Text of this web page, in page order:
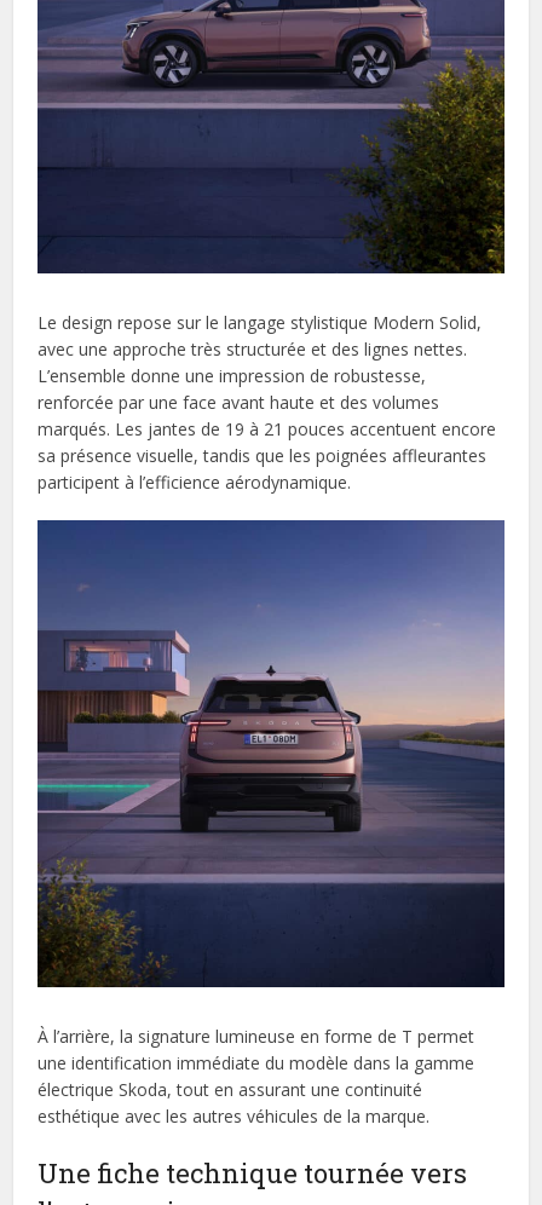
Le design repose sur le langage stylistique Modern Solid,
avec une approche très structurée et des lignes nettes.
L’ensemble donne une impression de robustesse,
renforcée par une face avant haute et des volumes
marqués. Les jantes de 19 à 21 pouces accentuent encore
sa présence visuelle, tandis que les poignées affleurantes
participent à l’efficience aérodynamique.
À l’arrière, la signature lumineuse en forme de T permet
une identification immédiate du modèle dans la gamme
électrique Skoda, tout en assurant une continuité
esthétique avec les autres véhicules de la marque.
Une fiche technique tournée vers